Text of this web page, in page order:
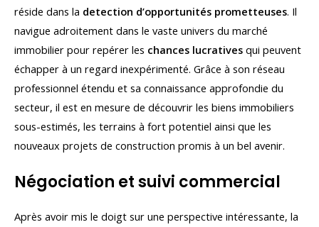
réside dans la detection d’opportunités prometteuses. Il
navigue adroitement dans le vaste univers du marché
immobilier pour repérer les chances lucratives qui peuvent
échapper à un regard inexpérimenté. Grâce à son réseau
professionnel étendu et sa connaissance approfondie du
secteur, il est en mesure de découvrir les biens immobiliers
sous-estimés, les terrains à fort potentiel ainsi que les
nouveaux projets de construction promis à un bel avenir.
Négociation et suivi commercial
Après avoir mis le doigt sur une perspective intéressante, la